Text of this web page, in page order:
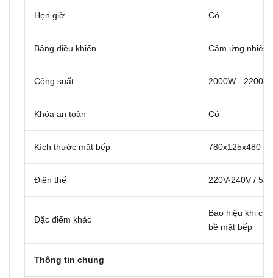
Hẹn giờ Có
Bảng điều khiển Cảm ứng nhiệt
Công suất 2000W - 2200W
Khóa an toàn Có
Kích thước mặt bếp 780x125x480
Điện thế 220V-240V /
Đặc điểm khác
Báo hiệu khi có
bề mặt bếp
Thông tin chung